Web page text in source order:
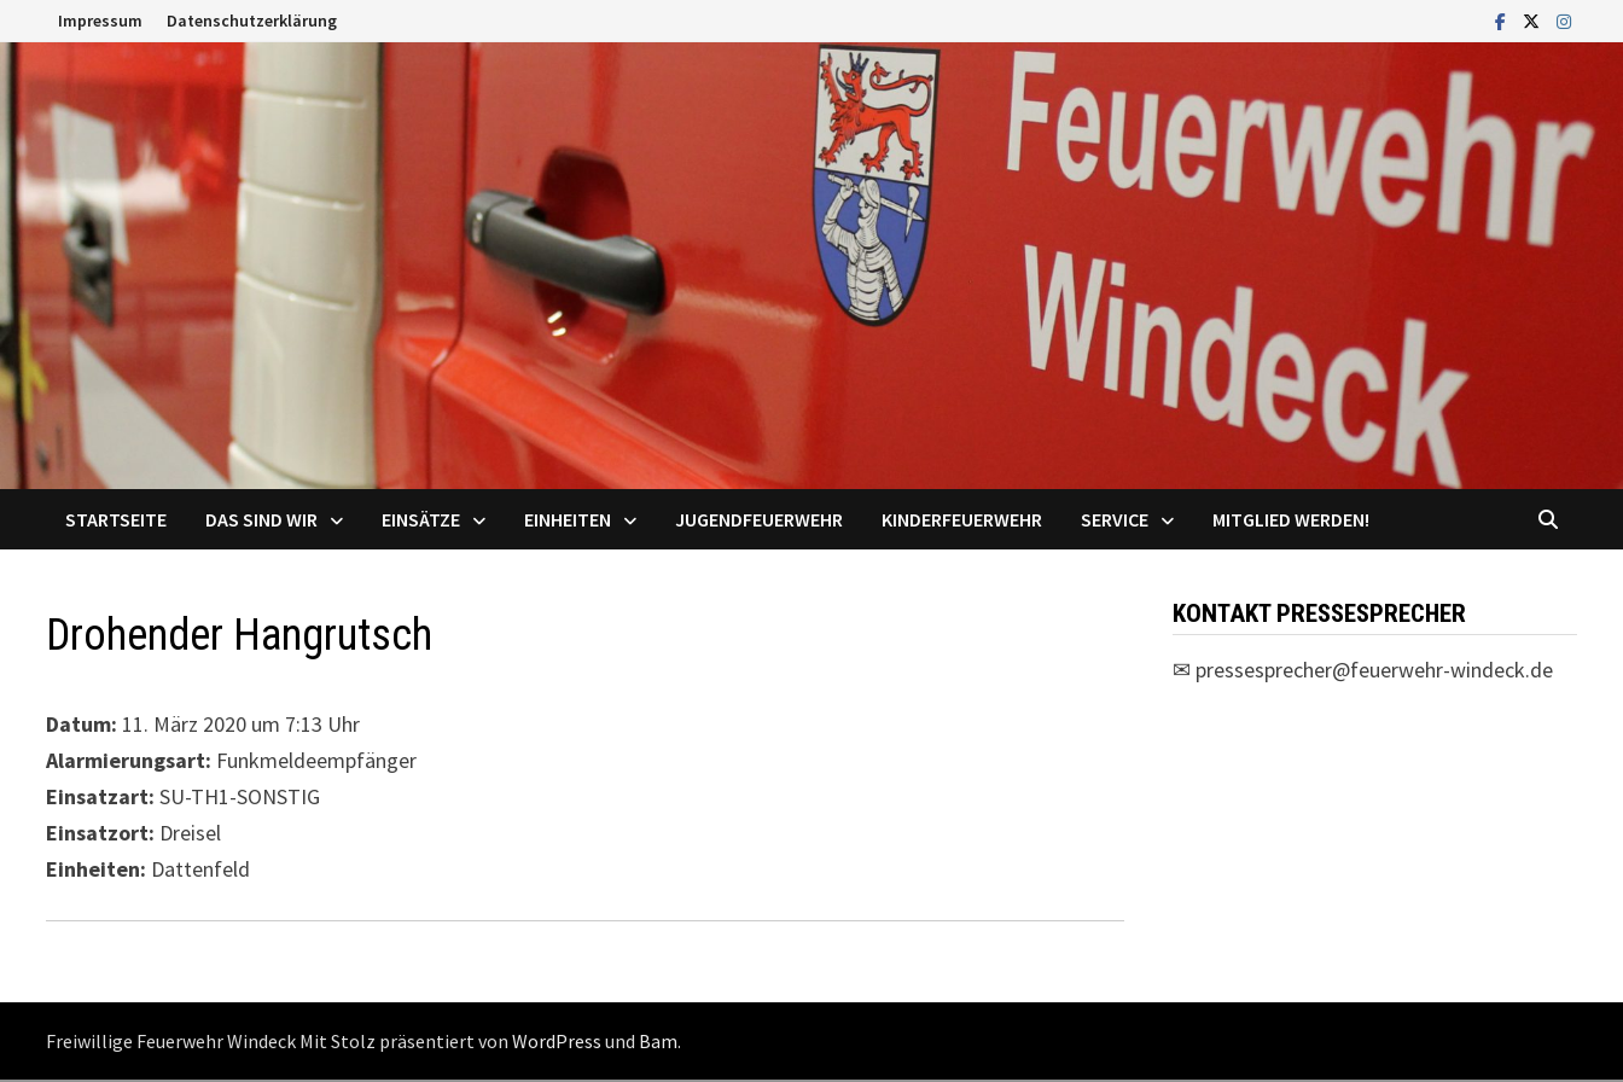
Inhalt
springen
Impressum Datenschutzerklärung
STARTSEITE DAS SIND WIR EINSÄTZE EINHEITEN JUGENDFEUERWEHR KINDERFEUERWEHR SERVICE MITGLIED WERDEN!
Drohender Hangrutsch
Datum: 11. März 2020 um 7:13 Uhr
Alarmierungsart: Funkmeldeempfänger
Einsatzart: SU-TH1-SONSTIG
Einsatzort: Dreisel
Einheiten: Dattenfeld
KONTAKT PRESSESPRECHER
✉ pressesprecher@feuerwehr-windeck.de
Freiwillige Feuerwehr Windeck Mit Stolz präsentiert vonWordPress und Bam.